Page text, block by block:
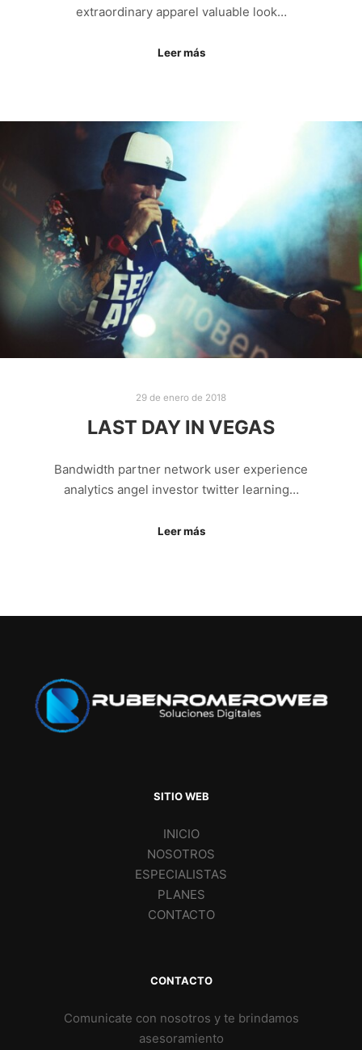
extraordinary apparel valuable look…
Leer más
29 de enero de 2018
LAST DAY IN VEGAS
Bandwidth partner network user experience
analytics angel investor twitter learning…
Leer más
SITIO WEB
INICIO
NOSOTROS
ESPECIALISTAS
PLANES
CONTACTO
CONTACTO
Comunicate con nosotros y te brindamos
asesoramiento